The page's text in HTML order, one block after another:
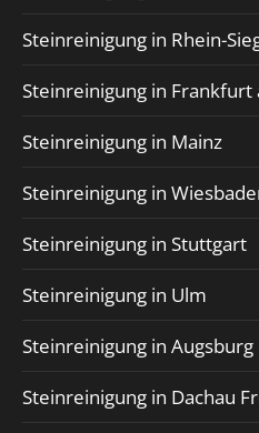
Steinreinigung in Rhein-
Steinreinigung in Frankfurt
Steinreinigung in Mainz
Steinreinigung in
Steinreinigung in Stuttgart
Steinreinigung in Ulm
Steinreinigung in Augsburg
Steinreinigung in Dachau